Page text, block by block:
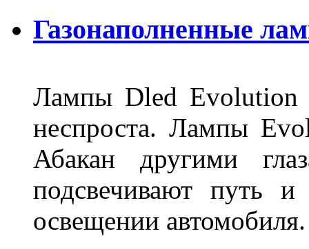
Газонаполненные
Лампы Dled Evolution
неспроста. Лампы
Абакан другими
подсвечивают путь
освещении автомобиля.